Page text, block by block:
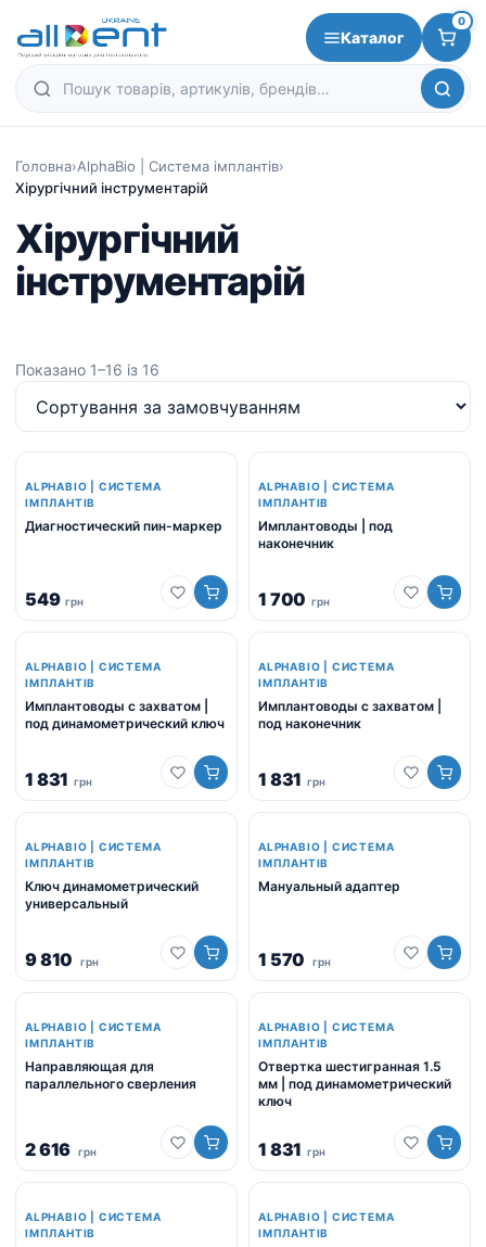
Каталог
0
Головна›AlphaBio | Система імплантів›
Хірургічний інструментарій
Хірургічний
інструментарій
Показано 1–16 із 16
ALPHABIO | СИСТЕМА
ІМПЛАНТІВ
Диагностический пин-маркер
549 грн
ALPHABIO | СИСТЕМА
ІМПЛАНТІВ
Имплантоводы | под
наконечник
1 700 грн
ALPHABIO | СИСТЕМА
ІМПЛАНТІВ
Имплантоводы с захватом |
под динамометрический ключ
1 831 грн
ALPHABIO | СИСТЕМА
ІМПЛАНТІВ
Имплантоводы с захватом |
под наконечник
1 831 грн
ALPHABIO | СИСТЕМА
ІМПЛАНТІВ
Ключ динамометрический
универсальный
9 810 грн
ALPHABIO | СИСТЕМА
ІМПЛАНТІВ
Мануальный адаптер
1 570 грн
ALPHABIO | СИСТЕМА
ІМПЛАНТІВ
Направляющая для
параллельного сверления
2 616 грн
ALPHABIO | СИСТЕМА
ІМПЛАНТІВ
Отвертка шестигранная 1.5
мм | под динамометрический
ключ
1 831 грн
ALPHABIO | СИСТЕМА
ІМПЛАНТІВ
ALPHABIO | СИСТЕМА
ІМПЛАНТІВ